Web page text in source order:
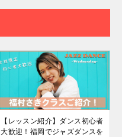
【レッスン紹介】ダンス初心者
大歓迎！福岡でジャズダンスを